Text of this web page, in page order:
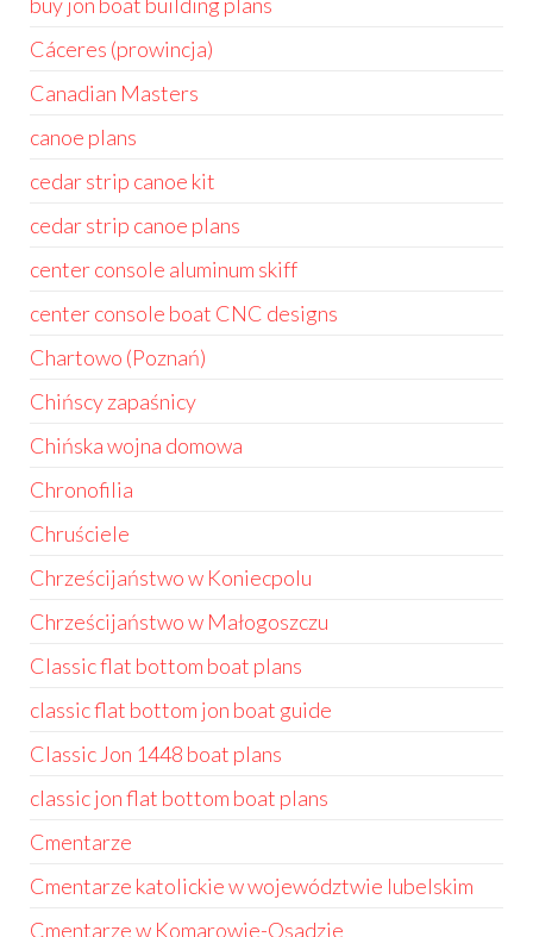
Cáceres (prowincja)
Canadian Masters
canoe plans
cedar strip canoe kit
cedar strip canoe plans
center console aluminum skiff
center console boat CNC designs
Chartowo (Poznań)
Chińscy zapaśnicy
Chińska wojna domowa
Chronofilia
Chruściele
Chrześcijaństwo w Koniecpolu
Chrześcijaństwo w Małogoszczu
Classic flat bottom boat plans
classic flat bottom jon boat guide
Classic Jon 1448 boat plans
classic jon flat bottom boat plans
Cmentarze
Cmentarze katolickie w województwie lubelskim
Cmentarze w Komarowie-Osadzie